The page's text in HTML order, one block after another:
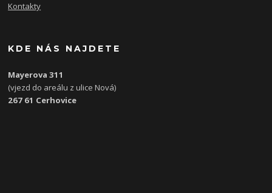
Kontakty
KDE NÁS NAJDETE
Mayerova 311
(vjezd do areálu z ulice Nová)
267 61 Cerhovice